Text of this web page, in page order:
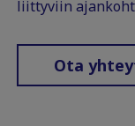
liittyviin
Ota